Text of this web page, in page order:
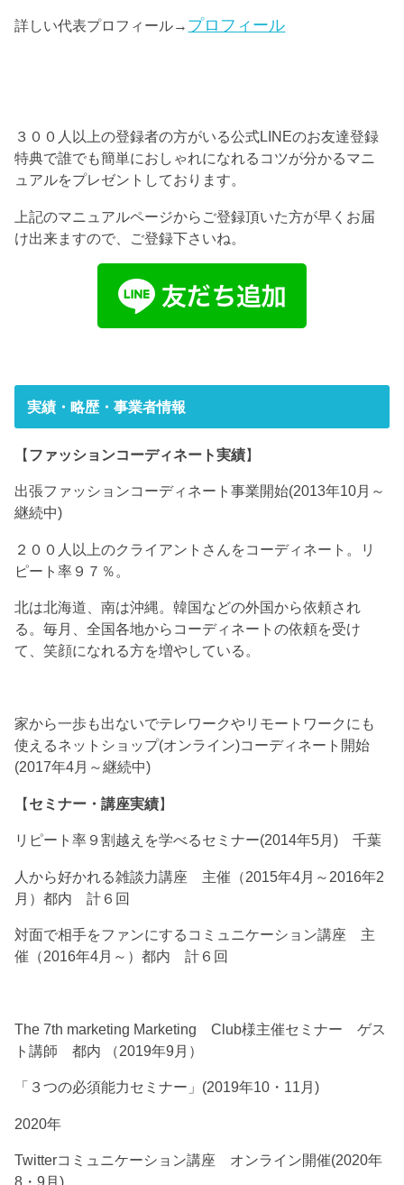
詳しい代表プロフィール→ プロフィール
３００人以上の登録者の方がいる公式LINEのお友達登録
特典で誰でも簡単におしゃれになれるコツが分かるマニ
ュアルをプレゼントしております。
上記のマニュアルページからご登録頂いた方が早くお届
け出来ますので、ご登録下さいね。
実績・略歴・事業者情報
【ファッションコーディネート実績】
出張ファッションコーディネート事業開始(2013年10月～
継続中)
２００人以上のクライアントさんをコーディネート。リ
ピート率９７％。
北は北海道、南は沖縄。韓国などの外国から依頼され
る。毎月、全国各地からコーディネートの依頼を受け
て、笑顔になれる方を増やしている。
家から一歩も出ないでテレワークやリモートワークにも
使えるネットショップ(オンライン)コーディネート開始
(2017年4月～継続中)
【セミナー・講座実績】
リピート率９割越えを学べるセミナー(2014年5月) 千葉
人から好かれる雑談力講座 主催（2015年4月～2016年2
月）都内 計６回
対面で相手をファンにするコミュニケーション講座 主
催（2016年4月～）都内 計６回
The 7th marketing Marketing Club様主催セミナー ゲス
ト講師 都内 （2019年9月）
「３つの必須能力セミナー」(2019年10・11月)
2020年
Twitterコミュニケーション講座 オンライン開催(2020年
8・9月)